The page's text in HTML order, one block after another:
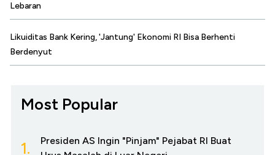
Lebaran
Likuiditas Bank Kering, 'Jantung' Ekonomi RI Bisa Berhenti
Berdenyut
Most Popular
1.
Presiden AS Ingin "Pinjam" Pejabat RI Buat